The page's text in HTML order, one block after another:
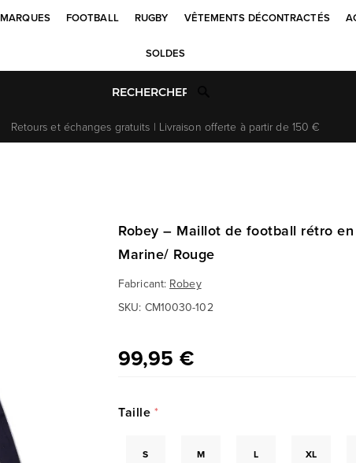
MARQUES FOOTBALL RUGBY VÊTEMENTS DÉCONTRACTÉS
SOLDES
Retours et échanges gratuits | Livraison offerte à partir de 150 €
Robey – Maillot de football rétro
Marine/ Rouge
Fabricant: Robey
SKU: CM10030-102
99,95 €
Taille *
S M L XL